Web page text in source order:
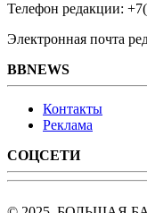
Телефон редакции:
Электронная почта
BBNEWS
Контакты
Реклама
СОЦСЕТИ